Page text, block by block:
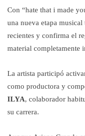
Con “hate that i made
una nueva etapa
recientes y confirma el
material completamente
La artista participó
como productora y
ILYA, colaborador
su carrera.